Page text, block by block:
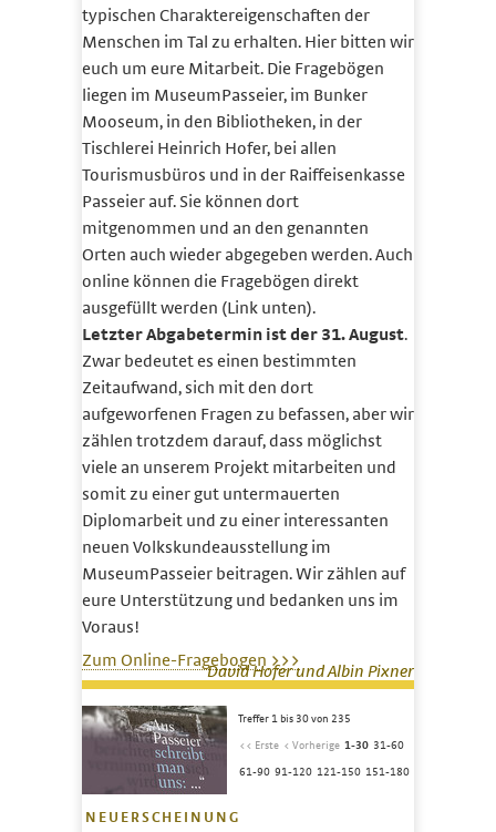
typischen Charaktereigenschaften der
Menschen im Tal zu erhalten. Hier bitten wir
euch um eure Mitarbeit. Die Fragebögen
liegen im MuseumPasseier, im Bunker
Mooseum, in den Bibliotheken, in der
Tischlerei Heinrich Hofer, bei allen
Tourismusbüros und in der Raiffeisenkasse
Passeier auf. Sie können dort
mitgenommen und an den genannten
Orten auch wieder abgegeben werden. Auch
online können die Frage­bögen direkt
ausgefüllt werden (Link unten).
Letzter Abgabetermin ist der 31. August.
Zwar bedeutet es einen bestimmten
Zeitaufwand, sich mit den dort
aufgeworfenen Fragen zu befassen, aber wir
zählen trotzdem darauf, dass möglichst
viele an unserem Projekt mitarbeiten und
somit zu einer gut untermauerten
Diplomarbeit und zu einer interessanten
neuen Volkskundeausstellung im
MuseumPasseier beitragen. Wir zählen auf
eure Unter­stützung und bedanken uns im
Voraus!
Zum Online-Fragebogen >>>
David Hofer und Albin Pixner
NEUERSCHEINUNG
Treffer 1 bis 30 von 235
<< Erste < Vorherige 1-30 31-60
61-90 91-120 121-150 151-180